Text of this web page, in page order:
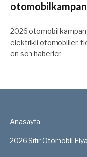
2026 otomobil
elektrikli otomobiller,
en son haberler.
Anasayfa
2026 Sıfır Otomobil